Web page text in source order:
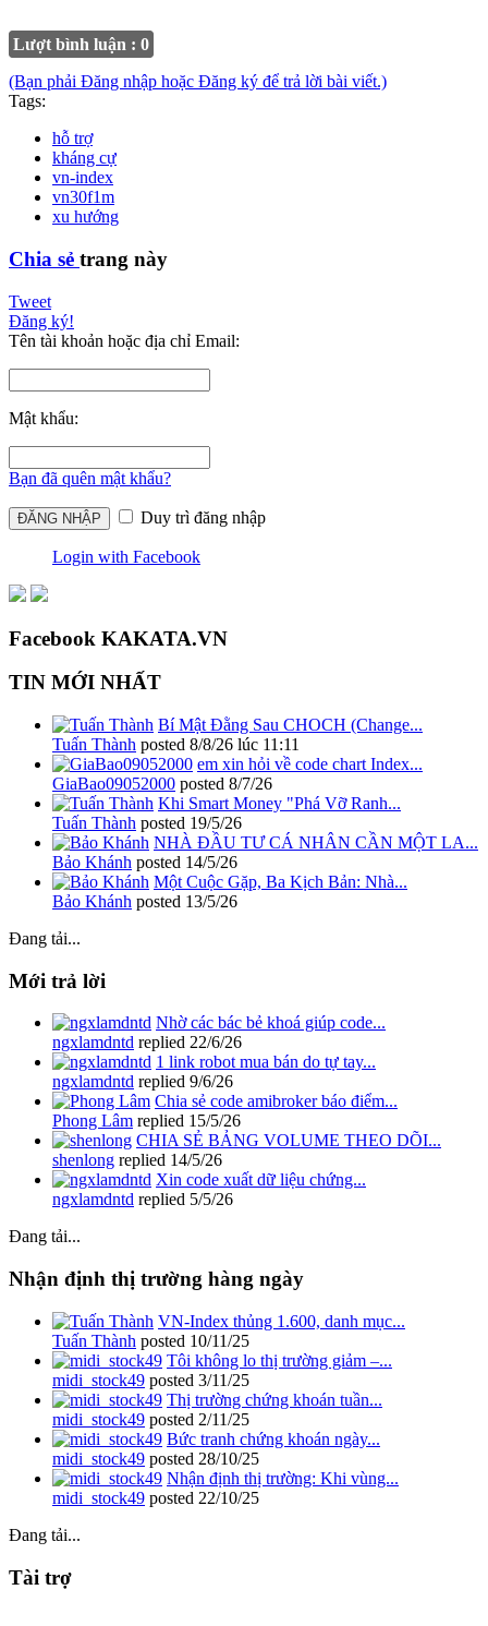
Lượt bình luận : 0
(Bạn phải Đăng nhập hoặc Đăng ký để trả lời bài viết.)
Tags:
hỗ trợ
kháng cự
vn-index
vn30f1m
xu hướng
Chia sẻ trang này
Tweet
Đăng ký!
Tên tài khoản hoặc địa chỉ Email:
Mật khẩu:
Bạn đã quên mật khẩu?
Duy trì đăng nhập
Login with Facebook
Facebook KAKATA.VN
TIN MỚI NHẤT
Bí Mật Đằng Sau CHOCH (Change...
Tuấn Thành posted 8/8/26 lúc 11:11
em xin hỏi về code chart Index...
GiaBao09052000 posted 8/7/26
Khi Smart Money "Phá Vỡ Ranh...
Tuấn Thành posted 19/5/26
NHÀ ĐẦU TƯ CÁ NHÂN CẦN MỘT LA...
Bảo Khánh posted 14/5/26
Một Cuộc Gặp, Ba Kịch Bản: Nhà...
Bảo Khánh posted 13/5/26
Đang tải...
Mới trả lời
Nhờ các bác bẻ khoá giúp code...
ngxlamdntd replied 22/6/26
1 link robot mua bán do tự tay...
ngxlamdntd replied 9/6/26
Chia sẻ code amibroker báo điểm...
Phong Lâm replied 15/5/26
CHIA SẺ BẢNG VOLUME THEO DÕI...
shenlong replied 14/5/26
Xin code xuất dữ liệu chứng...
ngxlamdntd replied 5/5/26
Đang tải...
Nhận định thị trường hàng ngày
VN-Index thủng 1.600, danh mục...
Tuấn Thành posted 10/11/25
Tôi không lo thị trường giảm –...
midi_stock49 posted 3/11/25
Thị trường chứng khoán tuần...
midi_stock49 posted 2/11/25
Bức tranh chứng khoán ngày...
midi_stock49 posted 28/10/25
Nhận định thị trường: Khi vùng...
midi_stock49 posted 22/10/25
Đang tải...
Tài trợ